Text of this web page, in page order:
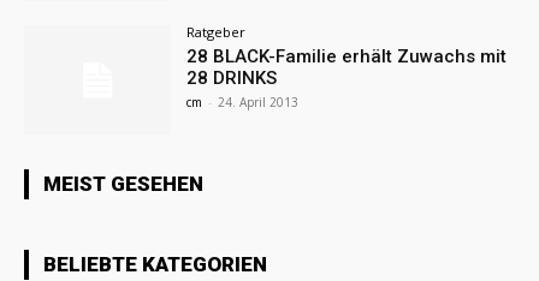
Ratgeber
28 BLACK-Familie erhält Zuwachs mit
28 DRINKS
cm - 24. April 2013
MEIST GESEHEN
BELIEBTE KATEGORIEN